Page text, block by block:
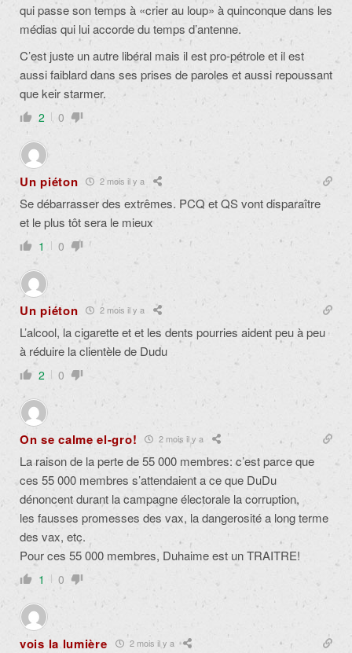
qui passe son temps à «crier au loup» à quinconque dans les
médias qui lui accorde du temps d’antenne.
C’est juste un autre libéral mais il est pro-pétrole et il est
aussi faiblard dans ses prises de paroles et aussi repoussant
que keir starmer.
2 0
Un piéton 2 mois il y a
Se débarrasser des extrêmes. PCQ et QS vont disparaître
et le plus tôt sera le mieux
1 0
Un piéton 2 mois il y a
L’alcool, la cigarette et et les dents pourries aident peu à peu
à réduire la clientèle de Dudu
2 0
On se calme el-gro! 2 mois il y a
La raison de la perte de 55 000 membres: c’est parce que
ces 55 000 membres s’attendaient a ce que DuDu
dénoncent durant la campagne électorale la corruption,
les fausses promesses des vax, la dangerosité a long terme
des vax, etc.
Pour ces 55 000 membres, Duhaime est un TRAITRE!
1 0
vois la lumière 2 mois il y a